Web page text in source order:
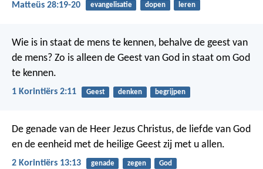
Matteüs 28:19-20 evangelisatie dopen leren
Wie is in staat de mens te kennen, behalve de geest van
de mens? Zo is alleen de Geest van God in staat om God
te kennen.
1 Korintiërs 2:11 Geest denken begrijpen
De genade van de Heer Jezus Christus, de liefde van God
en de eenheid met de heilige Geest zij met u allen.
2 Korintiërs 13:13 genade zegen God